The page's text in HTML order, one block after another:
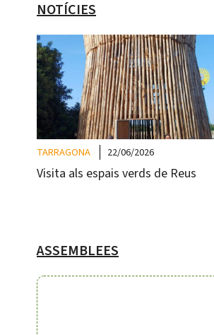
NOTÍCIES
TARRAGONA 22/06/2026
Visita als espais verds de Reus
ASSEMBLEES